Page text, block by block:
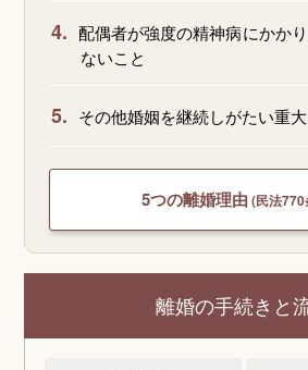
4. 配偶者が強度の精神病にかか
ないこと
5. その他婚姻を継続しがたい重
5つの離婚理由 (民法
離婚の手続きと